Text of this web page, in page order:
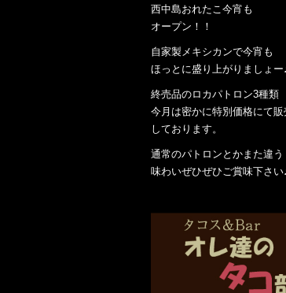
西中島おれたこ今宵も
オープン！！
自家製メキシカンで今宵も
ほっとに盛り上がりましょー
終売品のロカパトロン3種類
今月は密かに特別価格にて販
しております。
通常のパトロンとかまた違う
味わいぜひぜひご賞味下さい